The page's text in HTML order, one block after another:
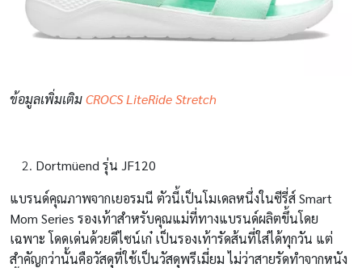
ข้อมูลเพิ่มเติมCROCS LiteRide Stretch
Dortmüend รุ่น JF120
แบรนด์คุณภาพจากเยอรมนี ตัวนี้เป็นโมเดลหนึ่งในซีรี่ส์ Smart
Mom Series รองเท้าสำหรับคุณแม่ที่ทางแบรนด์ผลิตขึ้นโดย
เฉพาะ โดดเด่นด้วยดีไซน์เก๋ เป็นรองเท้ารัดส้นที่ใส่ได้ทุกวัน แต่
สำคัญกว่านั้นคือวัสดุที่ใช้เป็นวัสดุพรีเมี่ยม ไม่ว่าสายรัดทำจากหนัง